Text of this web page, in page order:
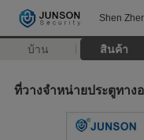
Shen
บ้าน สินค้า
ที่วางจำหน่ายประตูทา